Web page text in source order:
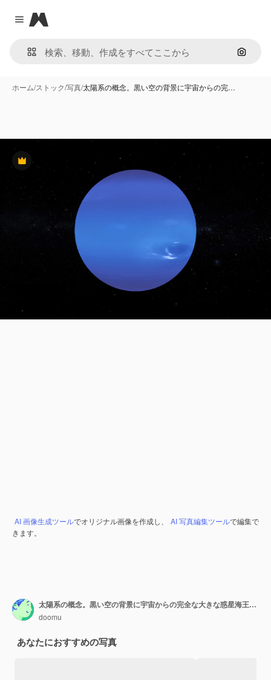
Close menu
Magnific
画像で
ホーム/ストック/写真/太陽系の概念。黒い空の背景に宇宙からの完…
Premium
AI 画像生成ツールでオリジナル画像を作成し、 AI 写真編集ツールで編集で
きます。
太陽系の概念。黒い空の背景に宇宙からの完全な大きな惑星海王星のビュー。 NASAから提供されたこの画像の要素。 3Dレンダリング
doomu
あなたにおすすめの写真